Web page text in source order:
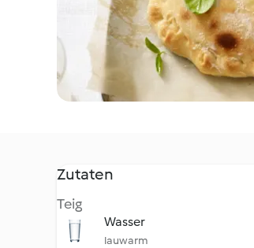
Zutaten
Teig
Wasser
lauwarm